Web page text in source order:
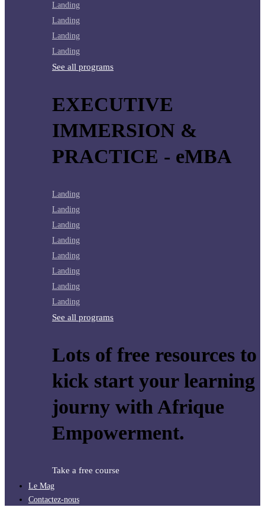
Landing
Landing
Landing
Landing
See all programs
EXECUTIVE
IMMERSION &
PRACTICE - eMBA
Landing
Landing
Landing
Landing
Landing
Landing
Landing
Landing
See all programs
Lots of free resources to
kick start your learning
journy with Afrique
Empowerment.
Take a free course
Le Mag
Contactez-nous